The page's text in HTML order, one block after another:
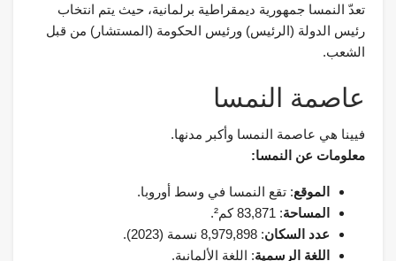
تعدّ النمسا جمهورية ديمقراطية برلمانية، حيث يتم انتخاب
رئيس الدولة (الرئيس) ورئيس الحكومة (المستشار) من قبل
الشعب.
عاصمة النمسا
فيينا هي عاصمة النمسا وأكبر مدنها.
معلومات عن النمسا:
الموقع: تقع النمسا في وسط أوروبا.
المساحة: 83,871 كم².
عدد السكان: 8,979,898 نسمة (2023).
اللغة الرسمية: اللغة الألمانية.